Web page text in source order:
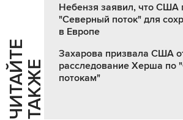
Ч
И
Т
АЙ
Т
Е
Т
А
К
ЖЕ
Небензя заявил, что США
"Северный поток" для
в Европе
Захарова призвала США
расследование Херша по
потокам"